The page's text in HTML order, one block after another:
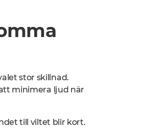
stor skillnad.
minimera ljud när
till viltet blir kort.